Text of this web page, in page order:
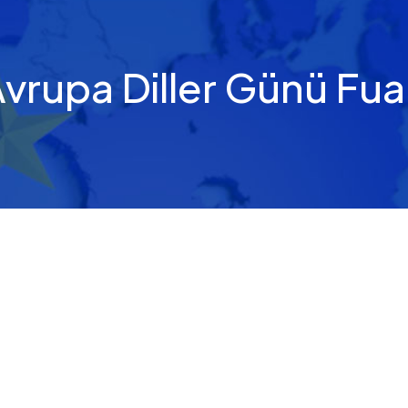
Diller Günü